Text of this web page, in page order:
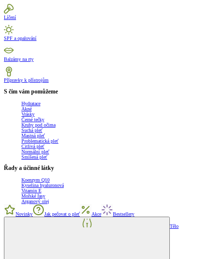
Líčení
SPF a opalování
Balzámy na rty
Přípravky k přístrojům
S čím vám pomůžeme
Hydratace
Akné
Vrásky
Černé tečky
Kruhy pod očima
Suchá pleť
Mastná pleť
Problematická pleť
Citlivá pleť
Normální pleť
Smíšená pleť
Řady a účinné látky
Koenzym Q10
Kyselina hyaluronová
Vitamin E
Mořské řasy
Arganový olej
Novinky Jak pečovat o pleť Akce Bestsellery
Tělo